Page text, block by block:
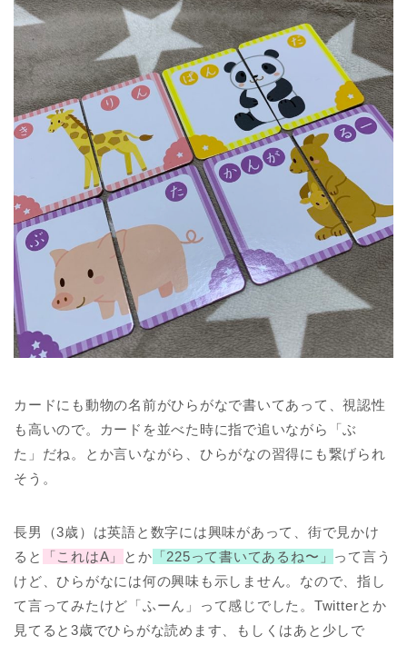
カードにも動物の名前がひらがなで書いてあって、視認性
も高いので。カードを並べた時に指で追いながら「ぶ
た」だね。とか言いながら、ひらがなの習得にも繋げられ
そう。
長男（3歳）は英語と数字には興味があって、街で見かけ
ると
「これはA」 とか 「225って書いてあるね〜」
って言う
けど、ひらがなには何の興味も示しません。なので、指し
て言ってみたけど「ふーん」って感じでした。Twitterとか
見てると3歳でひらがな読めます、もしくはあと少しで